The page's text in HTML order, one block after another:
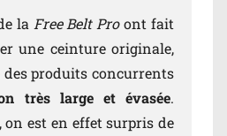
la Free Belt Proont fait
une ceinture originale,
produits concurrents
très large et évasée.
on est en effet surpris de